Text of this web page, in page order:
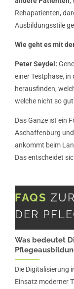
Rehapatienten,
Ausbildungsstile
Wie geht es mit
Peter Seydel:
einer Testphase,
herausfinden,
welche nicht so
Das Ganze ist ein
Aschaffenburg
ankommt beim
Das entscheidet
FAQS
DER
Was bedeutet
Die Digitalisierung
Einsatz moderner